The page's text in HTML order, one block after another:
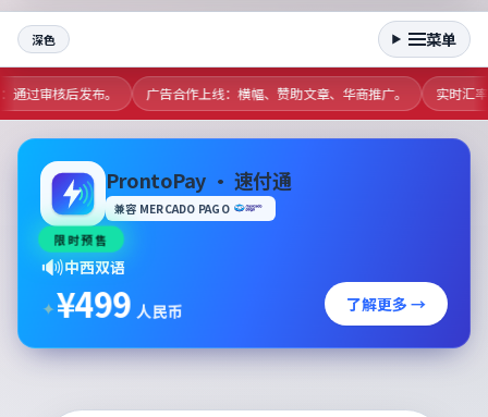
深色 菜单
过审核后发布。 广告合作上线：横幅、赞助文章、华商推广。 实时汇
ProntoPay · 速付通
兼容 MERCADO PAGO
限时预售
🔊中西双语
✦¥499 人民币 了解更多 →